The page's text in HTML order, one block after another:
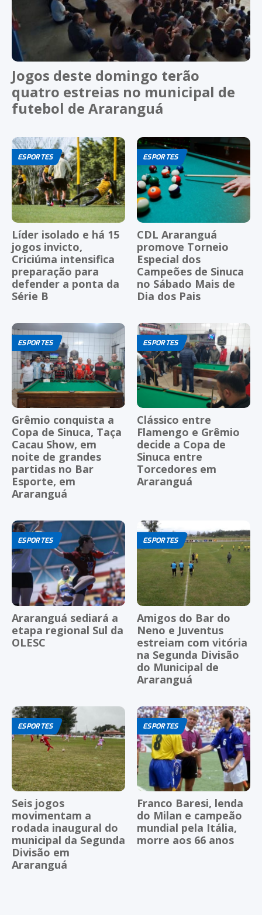
Jogos deste domingo terão
quatro estreias no municipal de
futebol de Araranguá
ESPORTES
Líder isolado e há 15
jogos invicto,
Criciúma intensifica
preparação para
defender a ponta da
Série B
ESPORTES
CDL Araranguá
promove Torneio
Especial dos
Campeões de Sinuca
no Sábado Mais de
Dia dos Pais
ESPORTES
Grêmio conquista a
Copa de Sinuca, Taça
Cacau Show, em
noite de grandes
partidas no Bar
Esporte, em
Araranguá
ESPORTES
Clássico entre
Flamengo e Grêmio
decide a Copa de
Sinuca entre
Torcedores em
Araranguá
ESPORTES
Araranguá sediará a
etapa regional Sul da
OLESC
ESPORTES
Amigos do Bar do
Neno e Juventus
estreiam com vitória
na Segunda Divisão
do Municipal de
Araranguá
ESPORTES
Seis jogos
movimentam a
rodada inaugural do
municipal da Segunda
Divisão em
Araranguá
ESPORTES
Franco Baresi, lenda
do Milan e campeão
mundial pela Itália,
morre aos 66 anos